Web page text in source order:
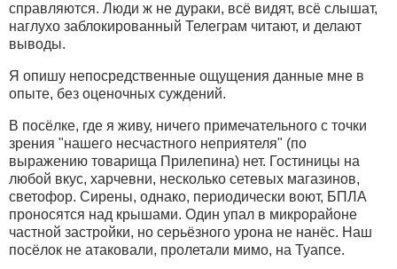
справляются. Люди ж не дураки, всё видят, всё слышат,
наглухо заблокированный Телеграм читают, и делают
выводы.
Я опишу непосредственные ощущения данные мне в
опыте, без оценочных суждений.
В посёлке, где я живу, ничего примечательного с точки
зрения "нашего несчастного неприятеля" (по
выражению товарища Прилепина) нет. Гостиницы на
любой вкус, харчевни, несколько сетевых магазинов,
светофор. Сирены, однако, периодически воют, БПЛА
проносятся над крышами. Один упал в микрорайоне
частной застройки, но серьёзного урона не нанёс. Наш
посёлок не атаковали, пролетали мимо, на Туапсе.